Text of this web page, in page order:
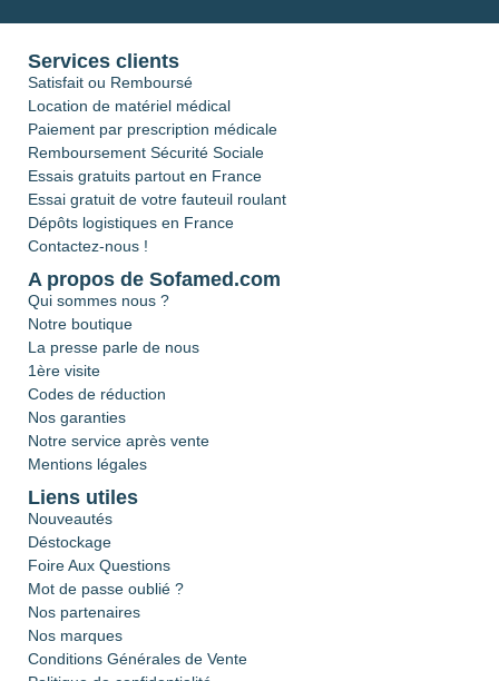
Services clients
Satisfait ou Remboursé
Location de matériel médical
Paiement par prescription médicale
Remboursement Sécurité Sociale
Essais gratuits partout en France
Essai gratuit de votre fauteuil roulant
Dépôts logistiques en France
Contactez-nous !
A propos de Sofamed.com
Qui sommes nous ?
Notre boutique
La presse parle de nous
1ère visite
Codes de réduction
Nos garanties
Notre service après vente
Mentions légales
Liens utiles
Nouveautés
Déstockage
Foire Aux Questions
Mot de passe oublié ?
Nos partenaires
Nos marques
Conditions Générales de Vente